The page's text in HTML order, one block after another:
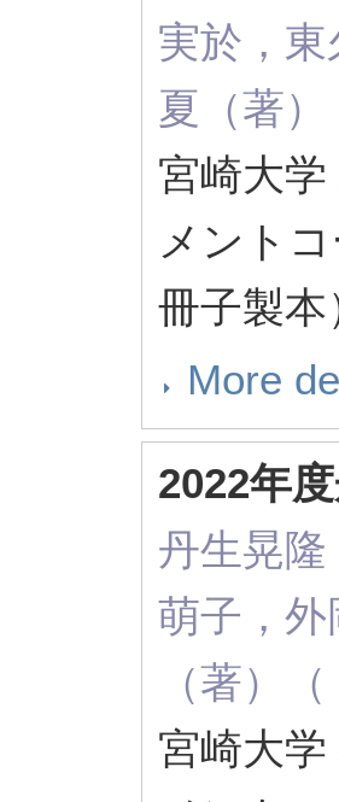
実於，
夏（著
宮崎大
メント
冊子製
More
2022年
丹生晃
萌子，
（著）
宮崎大